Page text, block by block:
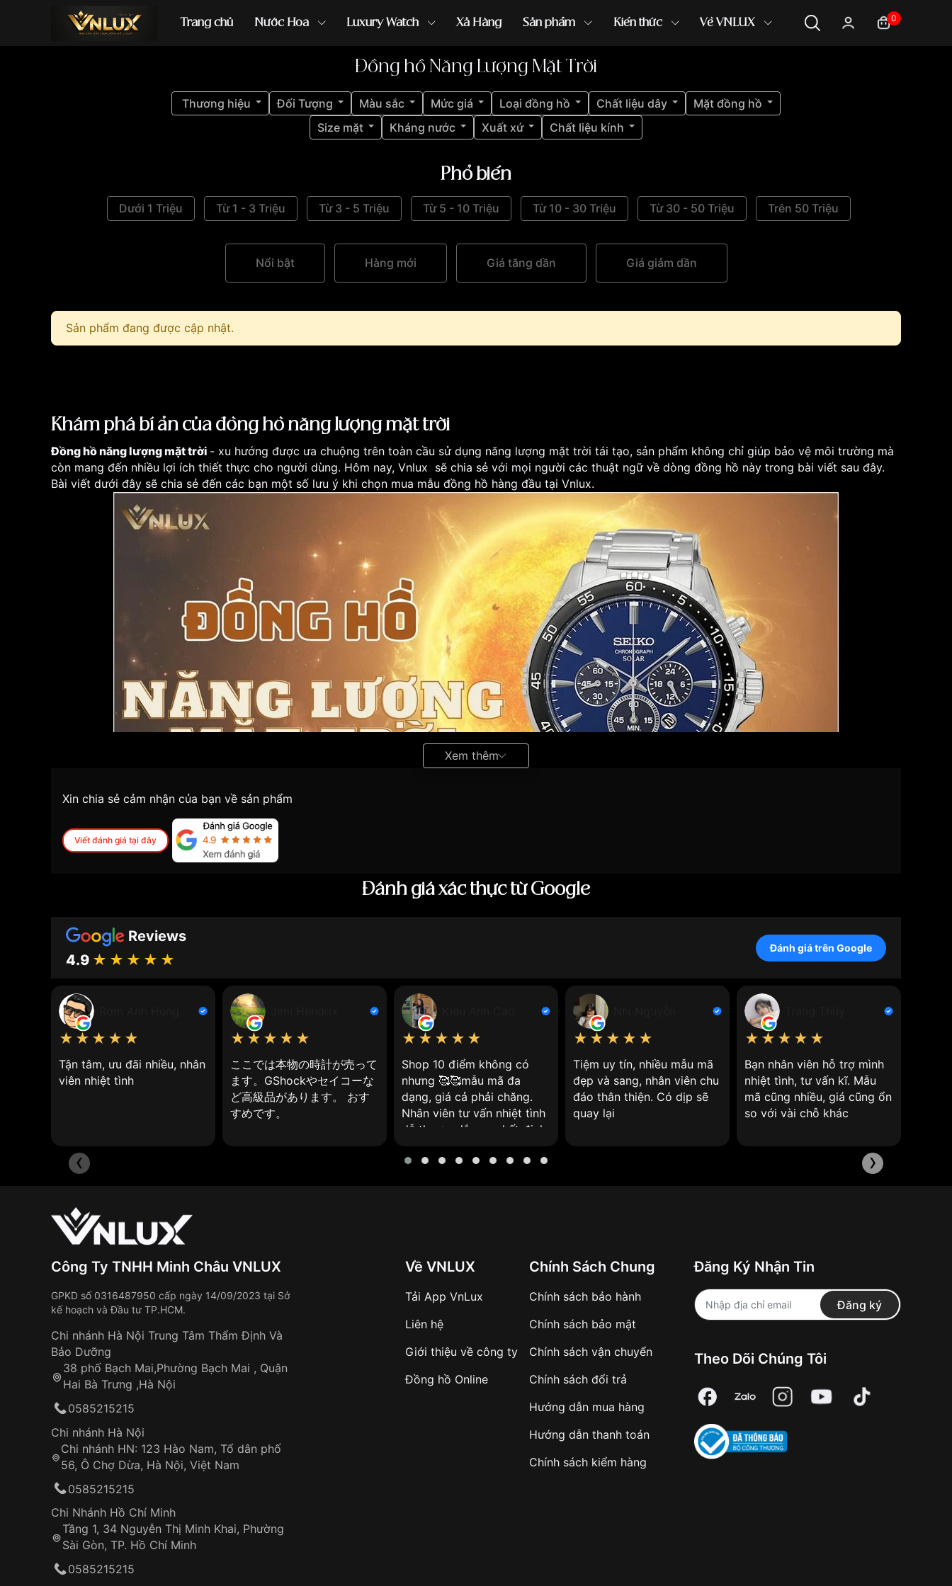
Trang chủ Nước Hoa Luxury Watch Xả Hàng Sản phẩm Kiến thức Về VNLUX 0
Đồng hồ casio đồng hồ G-Shock đồng hồ Orient ...
Đồng hồ Năng Lượng Mặt Trời
Thương hiệu Đối Tượng Màu sắc Mức giá Loại đồng hồ Chất liệu dây
Mặt đồng hồ
Size mặt
Kháng nước Xuất xứ Chất liệu kính
Phổ biến
Dưới 1 Triệu Từ 1 - 3 Triệu Từ 3 - 5 Triệu Từ 5 - 10 Triệu Từ 10 - 30 Triệu Từ 30 - 50 Triệu Trên 50 Triệu
Nổi bật Hàng mới Giá tăng dần Giá giảm dần
Sản phẩm đang được cập nhật.
Khám phá bí ẩn của đồng hồ năng lượng mặt trời
Đồng hồ năng lượng mặt trời - xu hướng được ưa chuộng trên toàn cầu sử dụng năng lượng mặt trời tái tạo, sản phẩm không chỉ giúp bảo vệ môi trường mà
còn mang đến nhiều lợi ích thiết thực cho người dùng. Hôm nay, Vnlux sẽ chia sẻ với mọi người các thuật ngữ về dòng đồng hồ này trong bài viết sau đây.
Bài viết dưới đây sẽ chia sẻ đến các bạn một số lưu ý khi chọn mua mẫu đồng hồ hàng đầu tại Vnlux.
Vì sao nên chọn đồng hồ năng lượng mặt trời
Những mô tả dưới đây của đồng hồ năng lượng mặt trời sẽ giúp bạn hiểu hơn đối với mẫu đồng hồ này:
Đồng hồ sử dụng năng lượng mặt trời là gì?
Đồng hồ năng lượng mặt trời
là loại đồng hồ sử dụng ánh sáng mặt trời để chuyển hóa thành năng lượng điện, cung cấp năng lượng cho đồng hồ hoạt động.
Khác với đồng hồ thông thường sử dụng pin, đồng hồ năng lượng mặt trời hoàn toàn thân thiện với môi trường và tiết kiệm chi phí thay pin định kỳ.
Có hai loại chuyển động mà năng lượng mặt trời có chạy bằng pin thạch anh và pin lithium-ion.
Xem thêm
Xin chia sẻ cảm nhận của bạn về sản phẩm
Viết đánh giá tại đây
Đánh giá xác thực từ Google
Reviews
4.9 ★★★★★
Đánh giá trên Google
★★★★★
Tận tâm, ưu đãi nhiều, nhân
viên nhiệt tình
★★★★★
ここでは本物の時計が売って
ます。GShockやセイコーな
ど高級品があります。 おす
すめです。
★★★★★
Shop 10 điểm không có
nhưng 🥰🥰mẫu mã đa
dạng, giá cả phải chăng.
Nhân viên tư vấn nhiệt tình
dễ thương lắm ạ, nhất định
★★★★★
Tiệm uy tín, nhiều mẫu mã
đẹp và sang, nhân viên chu
đáo thân thiện. Có dịp sẽ
quay lại
★★★★★
Bạn nhân viên hỗ trợ mình
nhiệt tình, tư vấn kĩ. Mẫu
mã cũng nhiều, giá cũng ổn
so với vài chỗ khác
‹ ›
Công Ty TNHH Minh Châu VNLUX
GPKD số 0316487950 cấp ngày 14/09/2023 tại Sở
kế hoạch và Đầu tư TP.HCM.
Chi nhánh Hà Nội Trung Tâm Thẩm Định Và
Bảo Dưỡng
38 phố Bạch Mai,Phường Bạch Mai , Quận
Hai Bà Trưng ,Hà Nội
0585215215
Chi nhánh Hà Nội
Chi nhánh HN: 123 Hào Nam, Tổ dân phố
56, Ô Chợ Dừa, Hà Nội, Việt Nam
0585215215
Chi Nhánh Hồ Chí Minh
Tầng 1, 34 Nguyễn Thị Minh Khai, Phường
Sài Gòn, TP. Hồ Chí Minh
0585215215
Về VNLUX
Tải App VnLux
Liên hệ
Giới thiệu về công ty
Đồng hồ Online
Chính Sách Chung
Chính sách bảo hành
Chính sách bảo mật
Chính sách vận chuyển
Chính sách đổi trả
Hướng dẫn mua hàng
Hướng dẫn thanh toán
Chính sách kiểm hàng
Đăng Ký Nhận Tin
Đăng ký
Theo Dõi Chúng Tôi